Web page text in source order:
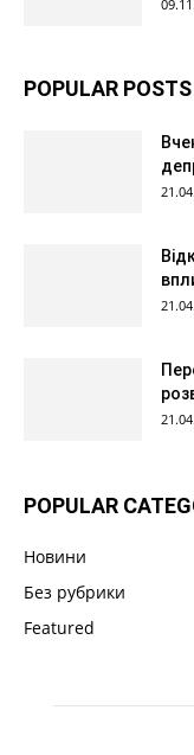
POPULAR POSTS
POPULAR
Новини
Без рубрики
Featured